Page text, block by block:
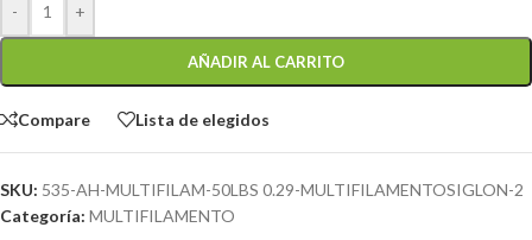
- +
AÑADIR AL CARRITO
Compare Lista de elegidos
SKU: 535-AH-MULTIFILAM-50LBS 0.29-MULTIFILAMENTOSIGLON-2
Categoría: MULTIFILAMENTO